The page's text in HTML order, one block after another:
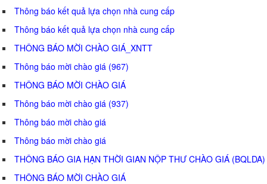
Thông báo kết quả lựa chọn nhà cung cấp
Thông báo kết quả lựa chọn nhà cung cấp
THÔNG BÁO MỜI CHÀO GIÁ_XNTT
Thông báo mời chào giá (967)
THÔNG BÁO MỜI CHÀO GIÁ
Thông báo mời chào giá (937)
Thông báo mời chào giá
Thông báo mời chào giá
THÔNG BÁO GIA HẠN THỜI GIAN NỘP THƯ CHÀO GIÁ (BQLDA)
THÔNG BÁO MỜI CHÀO GIÁ